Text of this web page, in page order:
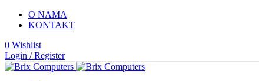
O NAMA
KONTAKT
0 Wishlist
Login / Register